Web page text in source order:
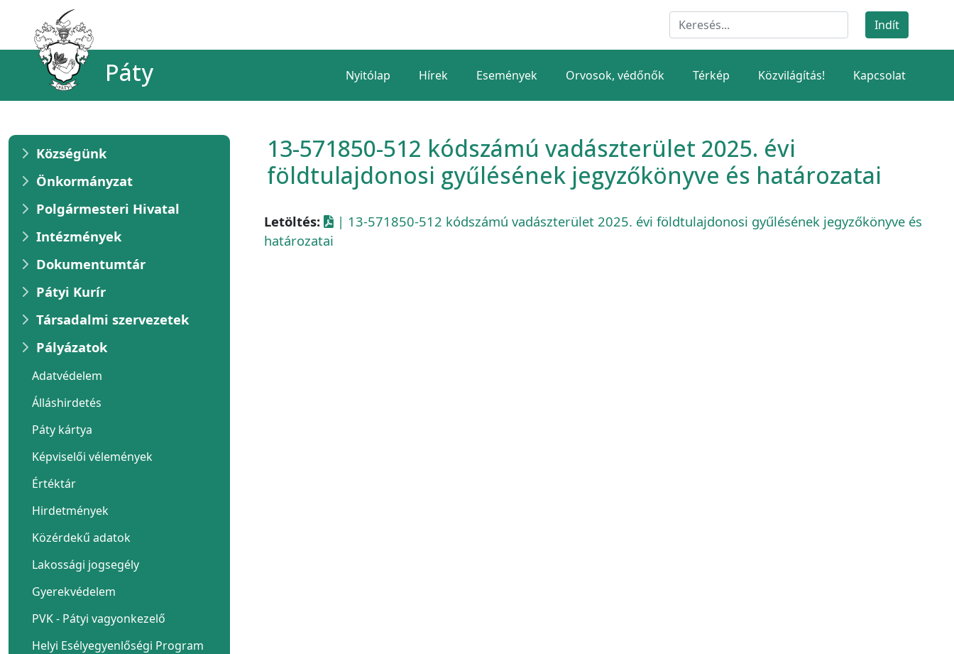
Páty Nyitólap Hírek Események Orvosok, védőnők Térkép Közvilágítás! Kapcsolat
Községünk
Önkormányzat
Polgármesteri Hivatal
Intézmények
Dokumentumtár
Pátyi Kurír
Társadalmi szervezetek
Pályázatok
Adatvédelem
Álláshirdetés
Páty kártya
Képviselői vélemények
Értéktár
Hirdetmények
Közérdekű adatok
Lakossági jogsegély
Gyerekvédelem
PVK - Pátyi vagyonkezelő
Helyi Esélyegyenlőségi Program
13-571850-512 kódszámú vadászterület 2025. évi
földtulajdonosi gyűlésének jegyzőkönyve és határozatai
Letöltés:
| 13-571850-512 kódszámú vadászterület 2025. évi földtulajdonosi gyűlésének jegyzőkönyve és
határozatai